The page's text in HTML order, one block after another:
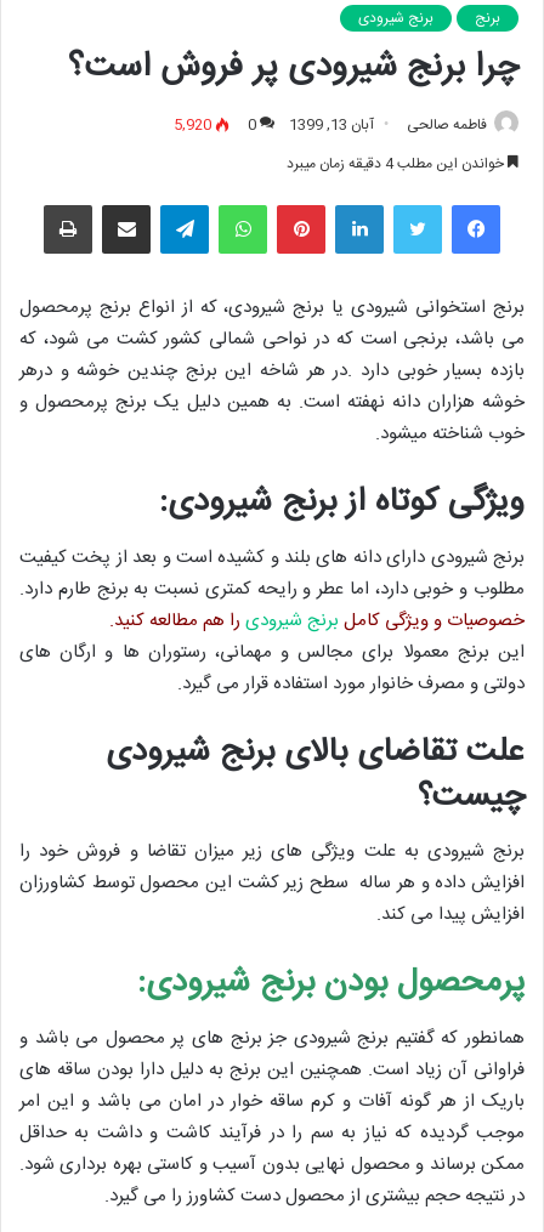
برنج برنج شیرودی
چرا برنج شیرودی پر فروش است؟
فاطمه صالحی آبان 13, 1399 0
5,920
خواندن این مطلب 4 دقیقه زمان میبرد
فیس بوک توییتر لینکدین ‫پین‌ترستواتس آپ تلگرام اشتراک گذاری از طریق ایمیل چاپ
برنج استخوانی شیرودی یا برنج شیرودی، که از انواع برنج پرمحصول
می باشد، برنجی است که در نواحی شمالی کشور کشت می شود، که
بازده بسیار خوبی دارد .در هر شاخه این برنج چندین خوشه و درهر
خوشه هزاران دانه نهفته است. به همین دلیل یک برنج پرمحصول و
خوب شناخته میشود.
ویژگی کوتاه از برنج شیرودی:
برنج شیرودی دارای دانه های بلند و کشیده است و بعد از پخت کیفیت
مطلوب و خوبی دارد، اما عطر و رایحه کمتری نسبت به برنج طارم دارد.
خصوصیات و ویژگی کامل برنج شیرودی را هم مطالعه کنید.
این برنج معمولا برای مجالس و مهمانی، رستوران ها و ارگان های
دولتی و مصرف خانوار مورد استفاده قرار می گیرد.
علت تقاضای بالای برنج شیرودی
چیست؟
برنج شیرودی به علت ویژگی های زیر میزان تقاضا و فروش خود را
افزایش داده و هر ساله سطح زیر کشت این محصول توسط کشاورزان
افزایش پیدا می کند.
پرمحصول بودن برنج شیرودی:
همانطور که گفتیم برنج شیرودی جز برنج های پر محصول می باشد و
فراوانی آن زیاد است. همچنین این برنج به دلیل دارا بودن ساقه های
باریک از هر گونه آفات و کرم ساقه خوار در امان می باشد و این امر
موجب گردیده که نیاز به سم را در فرآیند کاشت و داشت به حداقل
ممکن برساند و محصول نهایی بدون آسیب و کاستی بهره برداری شود.
در نتیجه حجم بیشتری از محصول دست کشاورز را می گیرد.